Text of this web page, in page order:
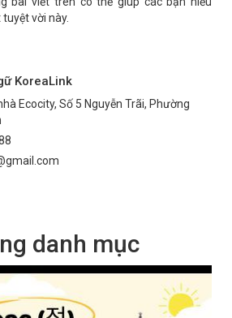
vời này.
KoreaLink
Ecocity, Số 5 Nguyễn Trãi, Phường
danh mục